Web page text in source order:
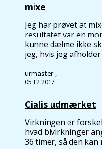
mixe
Jeg har prøvet at
resultatet var en
kunne dælme ikke
jeg, hvis jeg
virker godt ved
ikke haft de store
lige kunne fjerne.
urmaster ,
05 12 2017
Cialis udmærket
Virkningen er
hvad bivirkninger
36 timer, så den kan